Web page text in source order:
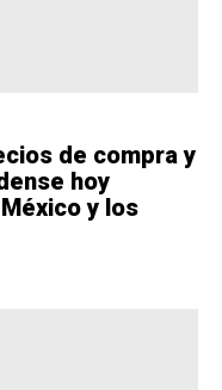
de compra y
hoy
y los